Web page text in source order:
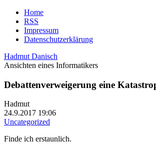
Home
RSS
Impressum
Datenschutzerklärung
Hadmut Danisch
Ansichten eines Informatikers
Debattenverweigerung eine
Hadmut
24.9.2017 19:06
Uncategorized
Finde ich erstaunlich.